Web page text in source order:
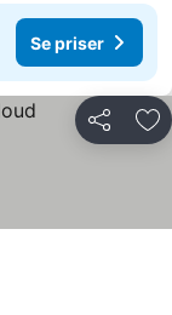
Se priser
Dela